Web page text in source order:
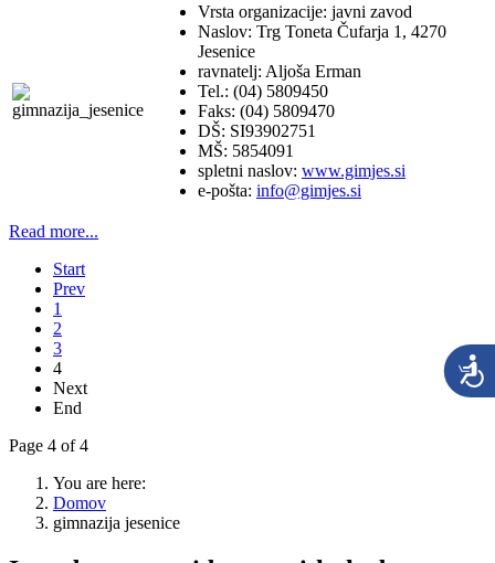
Vrsta organizacije: javni zavod
Naslov: Trg Toneta Čufarja 1, 4270
Jesenice
ravnatelj: Aljoša Erman
Tel.: (04) 5809450
Faks: (04) 5809470
DŠ: SI93902751
MŠ: 5854091
spletni naslov: www.gimjes.si
e-pošta: info@gimjes.si
Read more...
Start
Prev
1
2
3
4
Next
End
Page 4 of 4
You are here:
Domov
gimnazija jesenice